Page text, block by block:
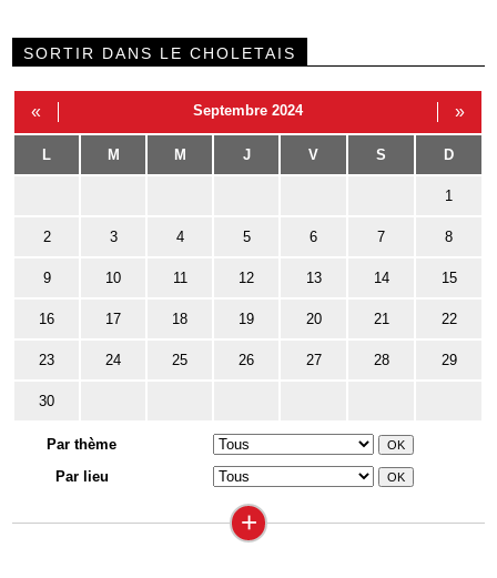
SORTIR DANS LE CHOLETAIS
« Septembre 2024 »
L M M J V S D
1
2 3 4 5 6 7 8
9 10 11 12 13 14 15
16 17 18 19 20 21 22
23 24 25 26 27 28 29
30
Par thème
Par lieu
+